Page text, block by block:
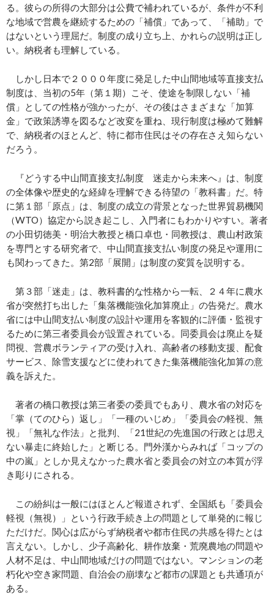
る。彼らの所得の大部分は公費で補われているが、条件が不利
な地域で営農を継続するための「補償」であって、「補助」で
はないという理屈だ。制度の成り立ち上、かれらの説明は正し
い。納税者も理解している。
しかし日本で２０００年度に発足した中山間地域等直接支払
制度は、当初の5年（第１期）こそ、使途を制限しない「補
償」としての性格が強かったが、その後はさまざまな「加算
金」で政策誘導を図るなど改変を重ね、現行制度は極めて難解
で、納税者のほとんど、特に都市住民はその存在さえ知らない
だろう。
『どうする中山間直接支払制度 迷走から未来へ』は、制度
の全体像や歴史的な経緯を理解できる待望の「教科書」だ。特
に第１部「原点」は、制度の成立の背景となった世界貿易機関
（WTO）協定から説き起こし、入門者にもわかりやすい。著者
の小田切徳美・明治大教授と橋口卓也・同教授は、農山村政策
を専門とする研究者で、中山間直接支払い制度の発足や運用に
も関わってきた。第2部「展開」は制度の変質を説明する。
第３部「迷走」は、教科書的な性格から一転、２４年に農水
省が突然打ち出した「集落機能強化加算廃止」の告発だ。農水
省には中山間支払い制度の設計や運用を客観的に評価・監視す
るために第三者委員会が設置されている。同委員会は廃止を疑
問視、営農ボランティアの受け入れ、高齢者の移動支援、配食
サービス、除雪支援などに使われてきた集落機能強化加算の意
義を訴えた。
著者の橋口教授は第三者委の委員でもあり、農水省の対応を
「掌（てのひら）返し」「一種のいじめ」「委員会の軽視、無
視」「無礼な作法」と批判、「21世紀の先進国の行政とは思え
ない暴走に終始した」と断じる。門外漢からみれば「コップの
中の嵐」としか見えなかった農水省と委員会の対立の本質が浮
き彫りにされる。
この紛糾は一般にはほとんど報道されず、全国紙も「委員会
軽視（無視）」という行政手続き上の問題として単発的に報じ
ただけだ。関心は広がらず納税者や都市住民の共感を得たとは
言えない。しかし、少子高齢化、耕作放棄・荒廃農地の問題や
人材不足は、中山間地域だけの問題ではない。マンションの老
朽化や空き家問題、自治会の崩壊など都市の課題とも共通項が
ある。